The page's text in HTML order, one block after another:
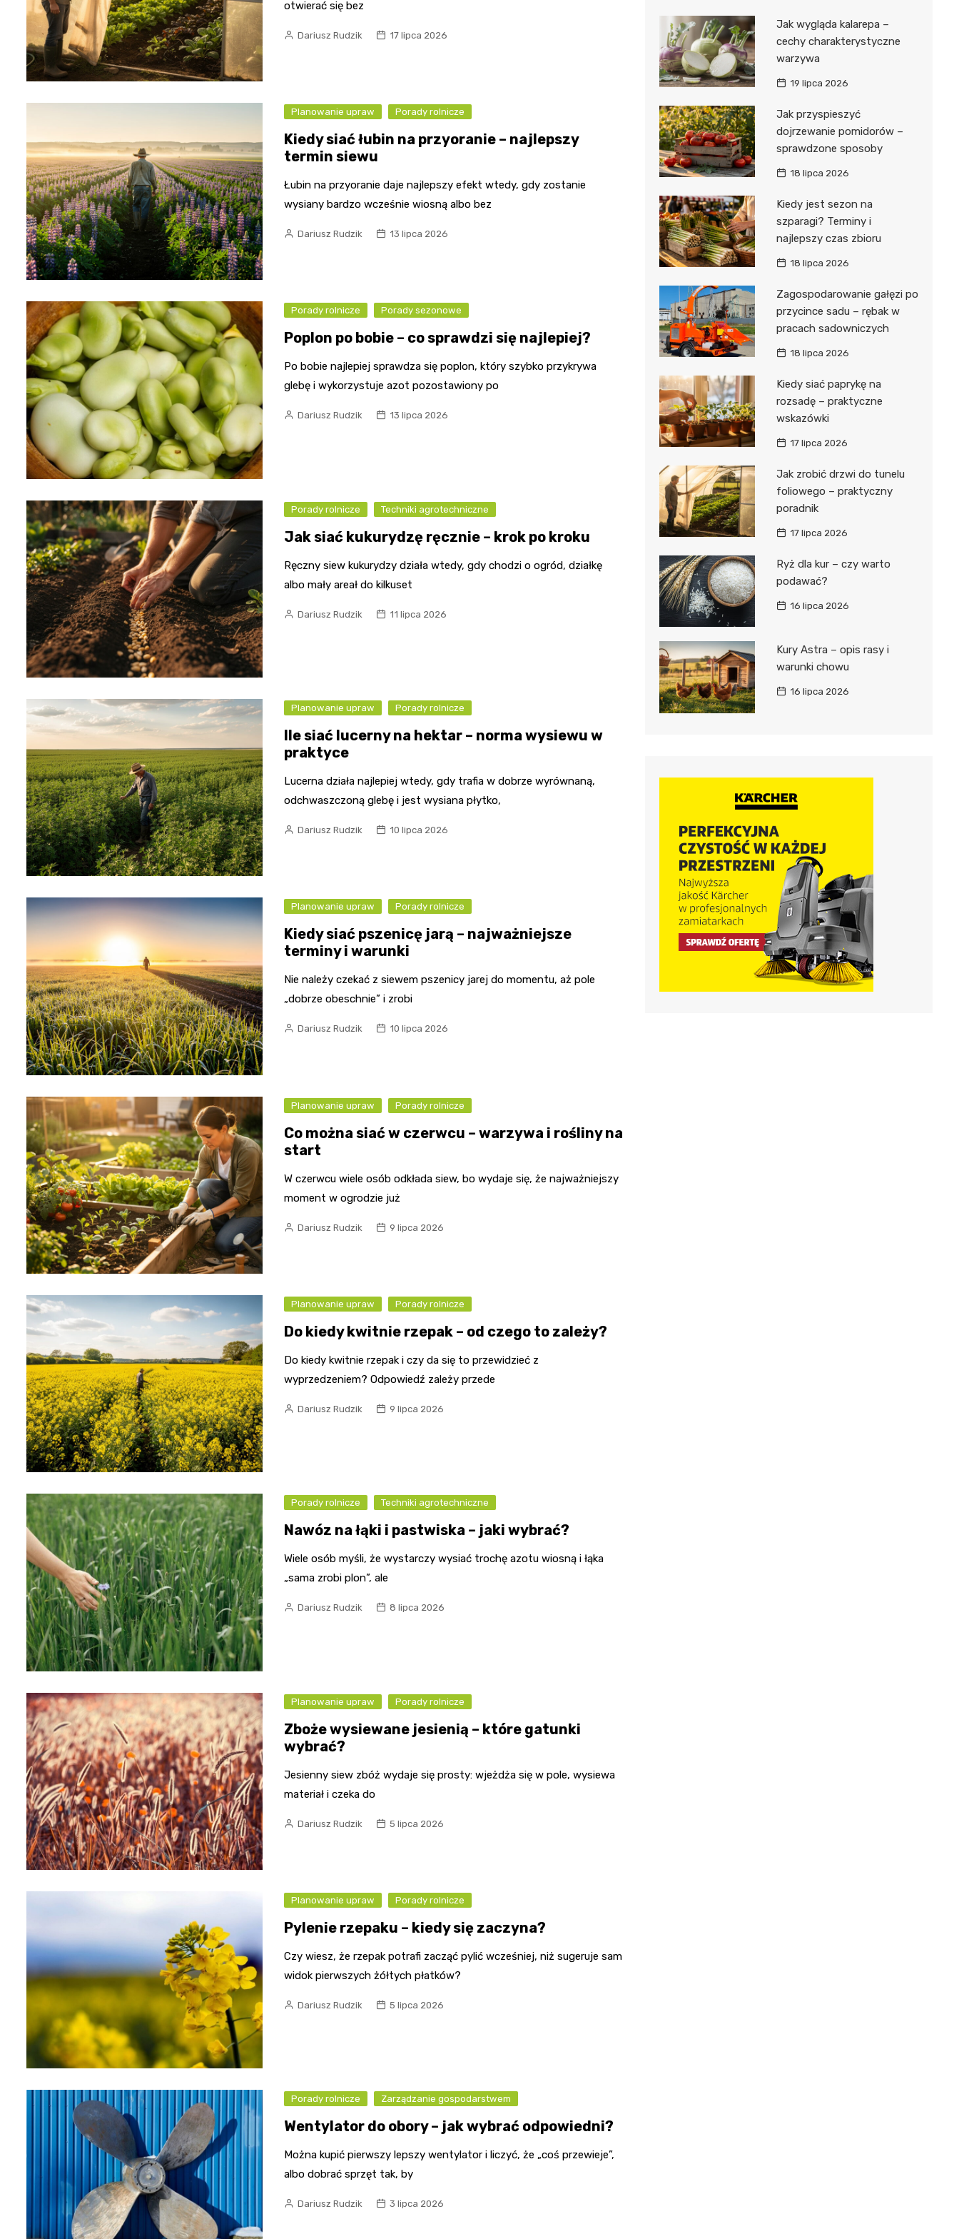
otwierać się bez
Dariusz Rudzik 17 lipca 2026
Planowanie upraw Porady rolnicze
Kiedy siać łubin na przyoranie – najlepszy
termin siewu
Łubin na przyoranie daje najlepszy efekt wtedy, gdy zostanie
wysiany bardzo wcześnie wiosną albo bez
Dariusz Rudzik 13 lipca 2026
Porady rolnicze Porady sezonowe
Poplon po bobie – co sprawdzi się najlepiej?
Po bobie najlepiej sprawdza się poplon, który szybko przykrywa
glebę i wykorzystuje azot pozostawiony po
Dariusz Rudzik 13 lipca 2026
Porady rolnicze Techniki agrotechniczne
Jak siać kukurydzę ręcznie – krok po kroku
Ręczny siew kukurydzy działa wtedy, gdy chodzi o ogród, działkę
albo mały areał do kilkuset
Dariusz Rudzik 11 lipca 2026
Planowanie upraw Porady rolnicze
Ile siać lucerny na hektar – norma wysiewu w
praktyce
Lucerna działa najlepiej wtedy, gdy trafia w dobrze wyrównaną,
odchwaszczoną glebę i jest wysiana płytko,
Dariusz Rudzik 10 lipca 2026
Planowanie upraw Porady rolnicze
Kiedy siać pszenicę jarą – najważniejsze
terminy i warunki
Nie należy czekać z siewem pszenicy jarej do momentu, aż pole
„dobrze obeschnie” i zrobi
Dariusz Rudzik 10 lipca 2026
Planowanie upraw Porady rolnicze
Co można siać w czerwcu – warzywa i rośliny na
start
W czerwcu wiele osób odkłada siew, bo wydaje się, że najważniejszy
moment w ogrodzie już
Dariusz Rudzik 9 lipca 2026
Planowanie upraw Porady rolnicze
Do kiedy kwitnie rzepak – od czego to zależy?
Do kiedy kwitnie rzepak i czy da się to przewidzieć z
wyprzedzeniem? Odpowiedź zależy przede
Dariusz Rudzik 9 lipca 2026
Porady rolnicze Techniki agrotechniczne
Nawóz na łąki i pastwiska – jaki wybrać?
Wiele osób myśli, że wystarczy wysiać trochę azotu wiosną i łąka
„sama zrobi plon”, ale
Dariusz Rudzik 8 lipca 2026
Planowanie upraw Porady rolnicze
Zboże wysiewane jesienią – które gatunki
wybrać?
Jesienny siew zbóż wydaje się prosty: wjeżdża się w pole, wysiewa
materiał i czeka do
Dariusz Rudzik 5 lipca 2026
Planowanie upraw Porady rolnicze
Pylenie rzepaku – kiedy się zaczyna?
Czy wiesz, że rzepak potrafi zacząć pylić wcześniej, niż sugeruje sam
widok pierwszych żółtych płatków?
Dariusz Rudzik 5 lipca 2026
Porady rolnicze Zarządzanie gospodarstwem
Wentylator do obory – jak wybrać odpowiedni?
Można kupić pierwszy lepszy wentylator i liczyć, że „coś przewieje”,
albo dobrać sprzęt tak, by
Dariusz Rudzik 3 lipca 2026
Jak wygląda kalarepa –
cechy charakterystyczne
warzywa
19 lipca 2026
Jak przyspieszyć
dojrzewanie pomidorów –
sprawdzone sposoby
18 lipca 2026
Kiedy jest sezon na
szparagi? Terminy i
najlepszy czas zbioru
18 lipca 2026
Zagospodarowanie gałęzi po
przycince sadu – rębak w
pracach sadowniczych
18 lipca 2026
Kiedy siać paprykę na
rozsadę – praktyczne
wskazówki
17 lipca 2026
Jak zrobić drzwi do tunelu
foliowego – praktyczny
poradnik
17 lipca 2026
Ryż dla kur – czy warto
podawać?
16 lipca 2026
Kury Astra – opis rasy i
warunki chowu
16 lipca 2026